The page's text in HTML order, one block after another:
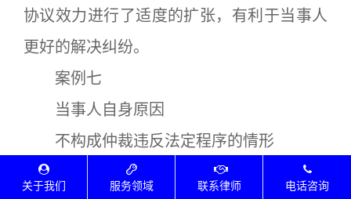
协议效力进行了适度的扩张，有利于当事人
更好的解决纠纷。
案例七
当事人自身原因
不构成仲裁违反法定程序的情形
——孙某申请撤销仲裁裁决案
关于我们 服务领域 联系律师 电话咨询